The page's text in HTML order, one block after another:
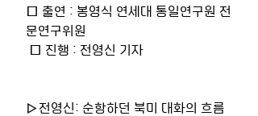
□ 출연 : 봉영식 연세대 통일연구원 전
문연구위원
□ 진행 : 전영신 기자
▷전영신: 순항하던 북미 대화의 흐름